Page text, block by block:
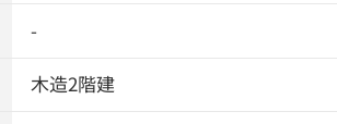
-
木造2階建